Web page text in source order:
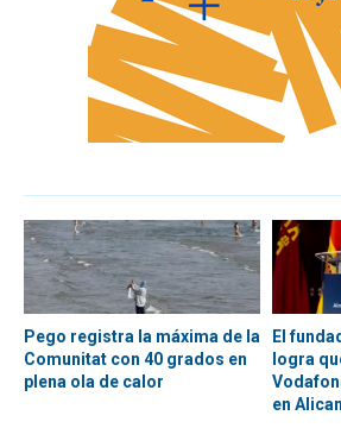
Pego registra la máxima de la
Comunitat con 40 grados en
plena ola de calor
El
logra
en